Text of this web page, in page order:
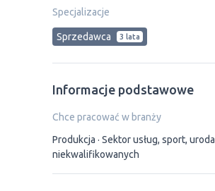
Specjalizacje
Sprzedawca 3 lata
Informacje podstawowe
Chce pracować w branży
Produkcja
Sektor usług, sport, uroda
niekwalifikowanych